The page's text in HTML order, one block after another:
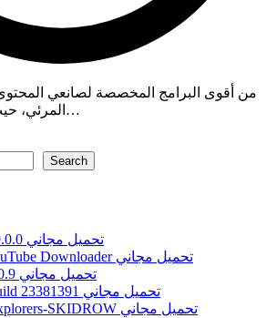
المرئي، حيث يُستخدم بشكل واسع…
Search
PDF Annotator 9.0.0 تحميل مجاني
MediaHuman YouTube Downloader تحميل مجاني
Kanna Maze v1.0.9 تحميل مجاني
Farm to Table Build 23381391 تحميل مجاني
Hyper Empire Explorers-SKIDROW تحميل مجاني